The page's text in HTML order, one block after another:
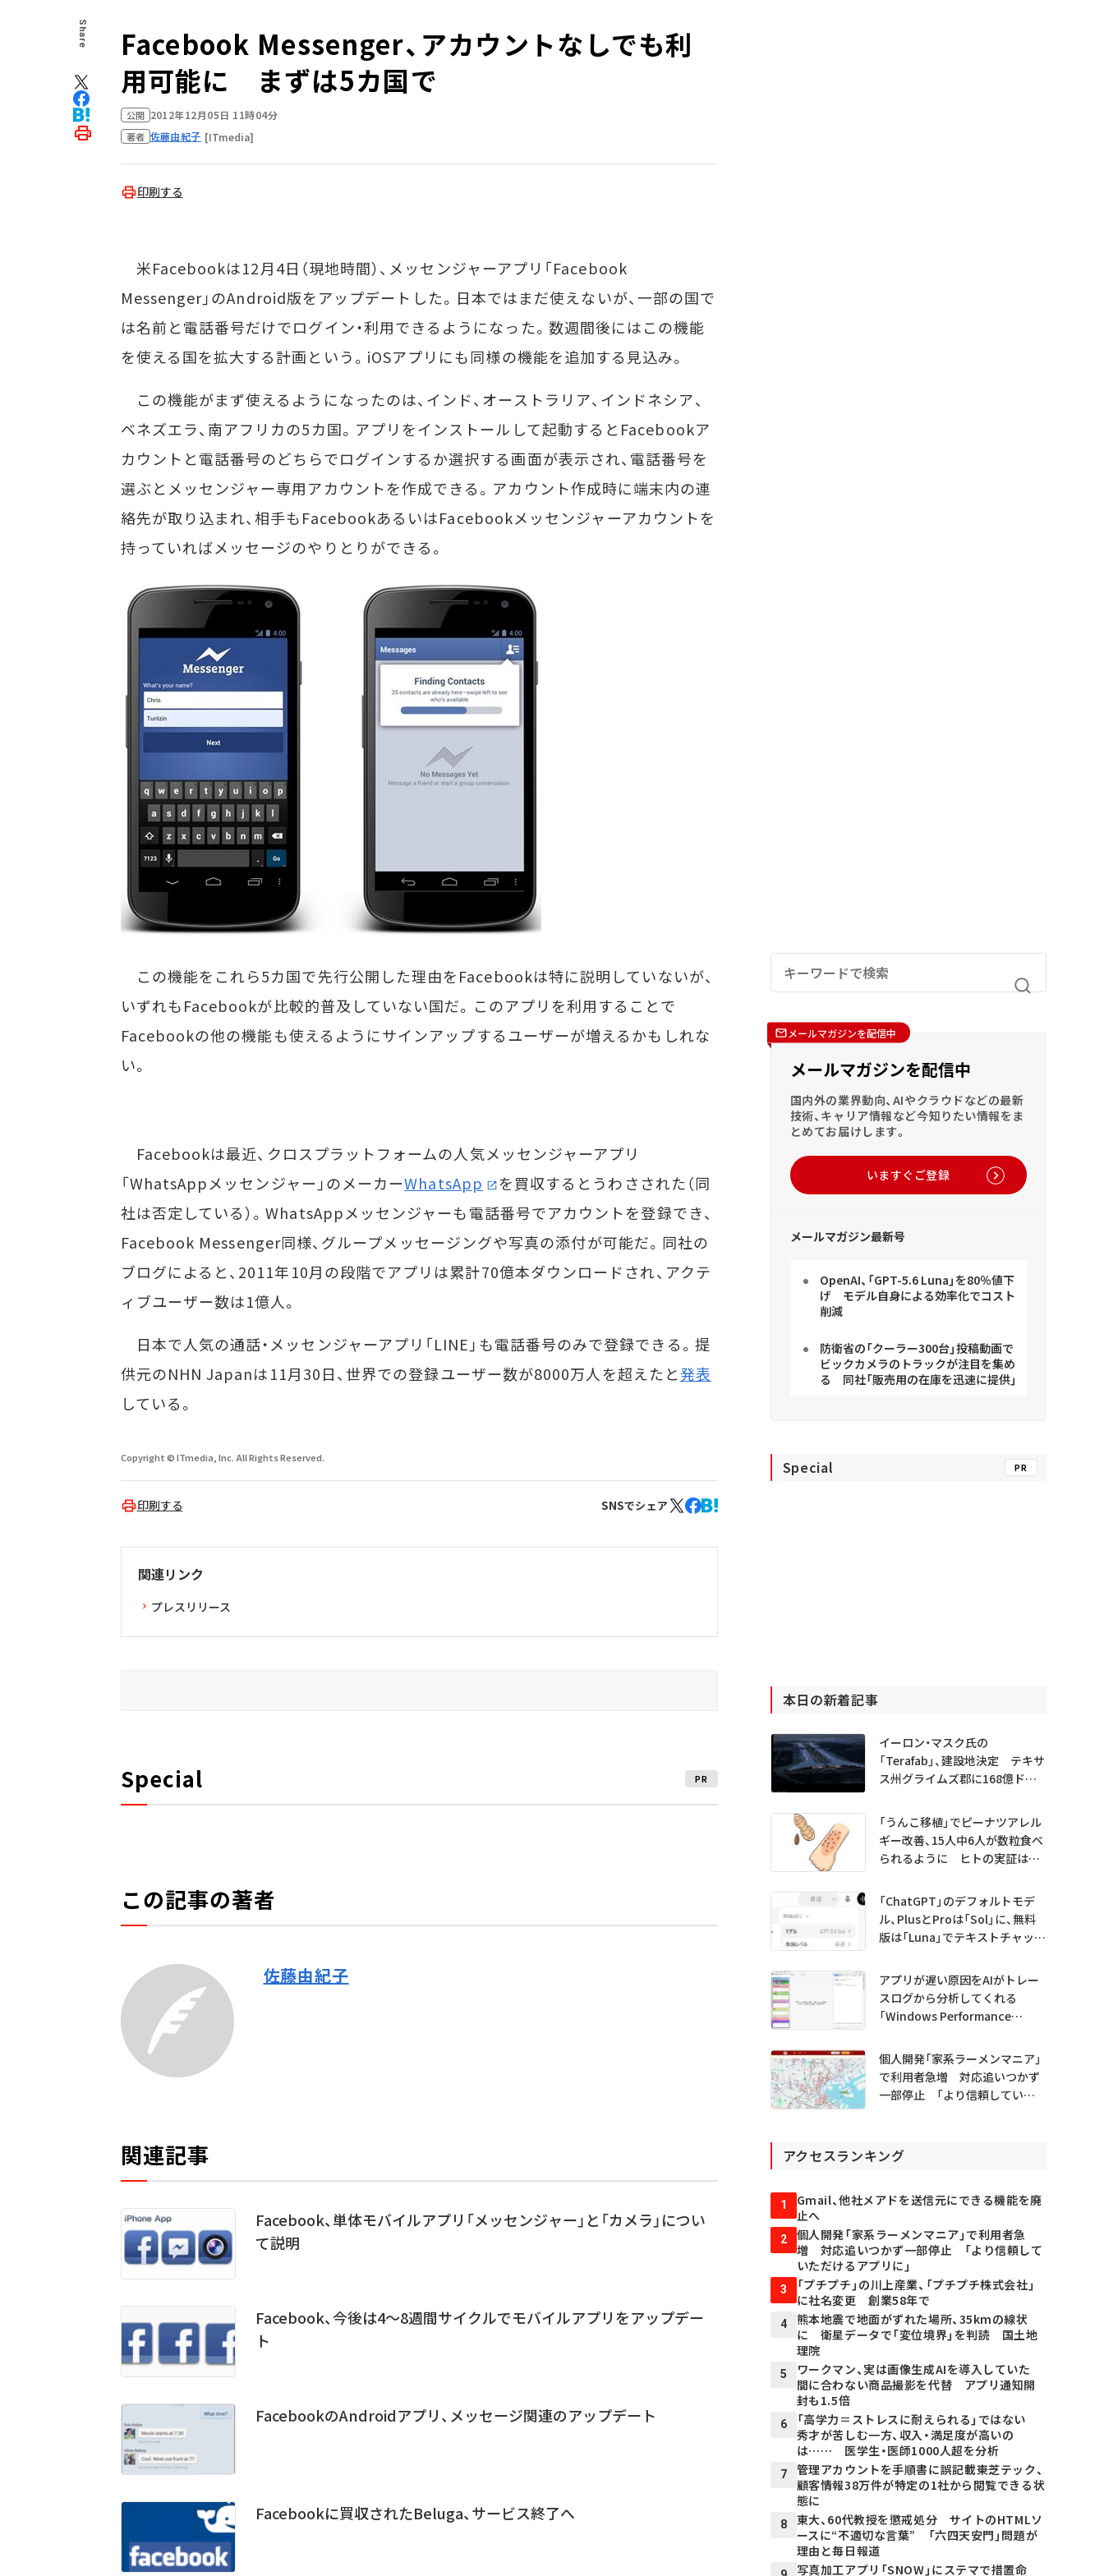
Share
Facebook Messenger、アカウントなしでも利
用可能に まずは5カ国で
公開 2012年12月05日 11時04分
著者 佐藤由紀子 [ITmedia]
印刷する
米Facebookは12月4日（現地時間）、メッセンジャーアプリ「Facebook
Messenger」のAndroid版をアップデートした。日本ではまだ使えないが、一部の国で
は名前と電話番号だけでログイン・利用できるようになった。数週間後にはこの機能
を使える国を拡大する計画という。iOSアプリにも同様の機能を追加する見込み。
この機能がまず使えるようになったのは、インド、オーストラリア、インドネシア、
ベネズエラ、南アフリカの5カ国。アプリをインストールして起動するとFacebookア
カウントと電話番号のどちらでログインするか選択する画面が表示され、電話番号を
選ぶとメッセンジャー専用アカウントを作成できる。アカウント作成時に端末内の連
絡先が取り込まれ、相手もFacebookあるいはFacebookメッセンジャーアカウントを
持っていればメッセージのやりとりができる。
この機能をこれら5カ国で先行公開した理由をFacebookは特に説明していないが、
いずれもFacebookが比較的普及していない国だ。このアプリを利用することで
Facebookの他の機能も使えるようにサインアップするユーザーが増えるかもしれな
い。
Facebookは最近、クロスプラットフォームの人気メッセンジャーアプリ
「WhatsAppメッセンジャー」のメーカーWhatsApp
を買収するとうわさされた（同
社は否定している）。WhatsAppメッセンジャーも電話番号でアカウントを登録でき、
Facebook Messenger同様、グループメッセージングや写真の添付が可能だ。同社の
ブログによると、2011年10月の段階でアプリは累計70億本ダウンロードされ、アクテ
ィブユーザー数は1億人。
日本で人気の通話・メッセンジャーアプリ「LINE」も電話番号のみで登録できる。提
供元のNHN Japanは11月30日、世界での登録ユーザー数が8000万人を超えたと発表
している。
Copyright © ITmedia, Inc. All Rights Reserved.
印刷する SNSでシェア
関連リンク
プレスリリース
Special PR
この記事の著者
佐藤由紀子
関連記事
Facebook、単体モバイルアプリ「メッセンジャー」と「カメラ」につい
て説明
Facebook、今後は4～8週間サイクルでモバイルアプリをアップデー
ト
FacebookのAndroidアプリ、メッセージ関連のアップデート
Facebookに買収されたBeluga、サービス終了へ
メールマガジンを配信中
メールマガジンを配信中
国内外の業界動向、AIやクラウドなどの最新
技術、キャリア情報など今知りたい情報をま
とめてお届けします。
いますぐご登録
メールマガジン最新号
OpenAI、「GPT-5.6 Luna」を80％値下
げ モデル自身による効率化でコスト
削減
防衛省の「クーラー300台」投稿動画で
ビックカメラのトラックが注目を集め
る 同社「販売用の在庫を迅速に提供」
Special PR
本日の新着記事
イーロン・マスク氏の
「Terafab」、建設地決定 テキサ
ス州グライムズ郡に168億ドル
「うんこ移植」でピーナツアレル
ギー改善、15人中6人が数粒食べ
られるように ヒトの実証は
「ChatGPT」のデフォルトモデ
ル、PlusとProは「Sol」に、無料
版は「Luna」でテキストチャット
アプリが遅い原因をAIがトレー
スログから分析してくれる
「Windows Performance
プレビュー公開
個人開発「家系ラーメンマニア」
で利用者急増 対応追いつかず
一部停止 「より信頼していた
アクセスランキング
1
Gmail、他社メアドを送信元にできる機能を廃
止へ
2
個人開発「家系ラーメンマニア」で利用者急
増 対応追いつかず一部停止 「より信頼して
いただけるアプリに」
3
「プチプチ」の川上産業、「プチプチ株式会社」
に社名変更 創業58年で
4
熊本地震で地面がずれた場所、35kmの線状
に 衛星データで「変位境界」を判読 国土地
理院
5
ワークマン、実は画像生成AIを導入していた
間に合わない商品撮影を代替 アプリ通知開
封も1.5倍
6
「高学力＝ストレスに耐えられる」ではない
秀才が苦しむ一方、収入・満足度が高いの
は…… 医学生・医師1000人超を分析
7
管理アカウントを手順書に誤記載――東芝テック、
顧客情報38万件が特定の1社から閲覧できる状
態に
8
東大、60代教授を懲戒処分 サイトのHTMLソ
ースに“不適切な言葉” 「六四天安門」問題が
理由と毎日報道
写真加工アプリ「SNOW」にステマで措置命